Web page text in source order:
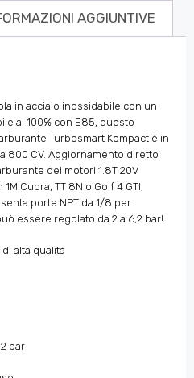
AGGIUNTIVE
in acciaio inossidabile con un
al 100% con E85, questo
Turbosmart Kompact è in
800 CV. Aggiornamento diretto
dei motori 1.8T 20V
Cupra, TT 8N o Golf 4 GTI,
porte NPT da 1/8 per
essere regolato da 2 a 6,2 bar!
alta qualità
bar